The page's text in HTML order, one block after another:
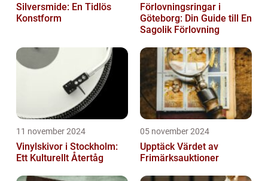
Silversmide: En Tidlös
Konstform
Förlovningsringar i
Göteborg: Din Guide till En
Sagolik Förlovning
11 november 2024
Vinylskivor i Stockholm:
Ett Kulturellt Återtåg
05 november 2024
Upptäck Värdet av
Frimärksauktioner